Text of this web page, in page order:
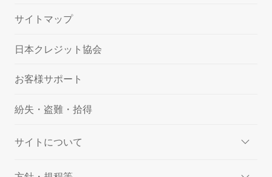
サイトマップ
日本クレジット協会
お客様サポート
紛失・盗難・拾得
サイトについて